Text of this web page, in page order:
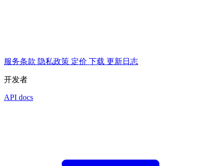
服务条款 隐私政策 定价 下载 更新日志
开发者
API docs